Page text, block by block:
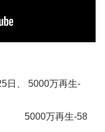
日、 5000万再生‐
、 5000万再生‐58